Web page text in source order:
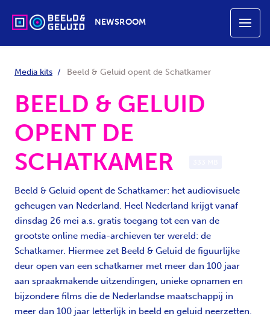
NEWSROOM
Media kits Beeld & Geluid opent de Schatkamer
BEELD & GELUID
OPENT DE
SCHATKAMER
Beeld & Geluid opent de Schatkamer: het audiovisuele
geheugen van Nederland. Heel Nederland krijgt vanaf
dinsdag 26 mei a.s. gratis toegang tot een van de
grootste online media-archieven ter wereld: de
Schatkamer. Hiermee zet Beeld & Geluid de figuurlijke
deur open van een schatkamer met meer dan 100 jaar
aan spraakmakende uitzendingen, unieke opnamen en
bijzondere films die de Nederlandse maatschappij in
meer dan 100 jaar letterlijk in beeld en geluid neerzetten.